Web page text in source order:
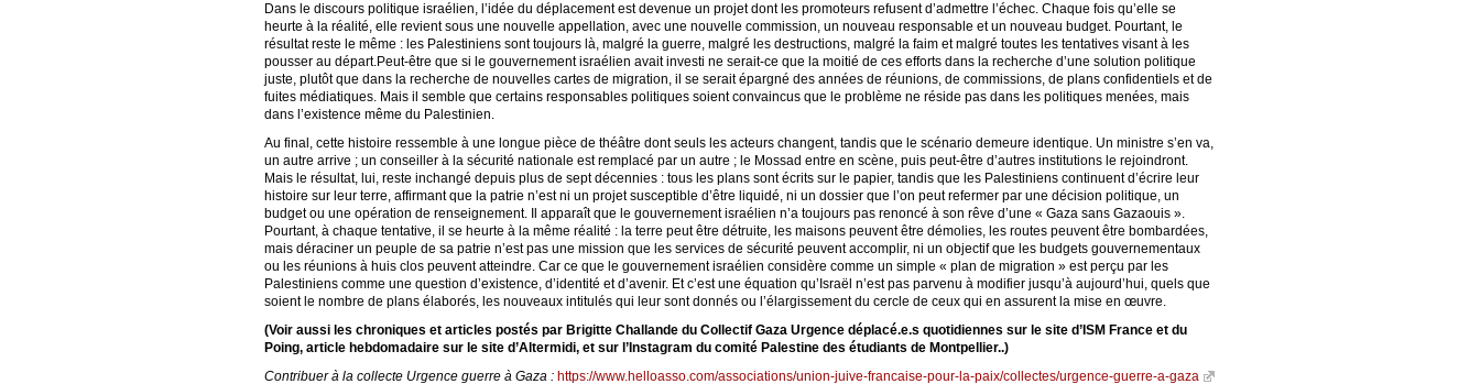
Dans le discours politique israélien, l’idée du déplacement est devenue un projet dont les promoteurs refusent d’admettre l’échec. Chaque fois qu’elle se
heurte à la réalité, elle revient sous une nouvelle appellation, avec une nouvelle commission, un nouveau responsable et un nouveau budget. Pourtant, le
résultat reste le même : les Palestiniens sont toujours là, malgré la guerre, malgré les destructions, malgré la faim et malgré toutes les tentatives visant à les
pousser au départ.Peut-être que si le gouvernement israélien avait investi ne serait-ce que la moitié de ces efforts dans la recherche d’une solution politique
juste, plutôt que dans la recherche de nouvelles cartes de migration, il se serait épargné des années de réunions, de commissions, de plans confidentiels et de
fuites médiatiques. Mais il semble que certains responsables politiques soient convaincus que le problème ne réside pas dans les politiques menées, mais
dans l’existence même du Palestinien.
Au final, cette histoire ressemble à une longue pièce de théâtre dont seuls les acteurs changent, tandis que le scénario demeure identique. Un ministre s’en va,
un autre arrive ; un conseiller à la sécurité nationale est remplacé par un autre ; le Mossad entre en scène, puis peut-être d’autres institutions le rejoindront.
Mais le résultat, lui, reste inchangé depuis plus de sept décennies : tous les plans sont écrits sur le papier, tandis que les Palestiniens continuent d’écrire leur
histoire sur leur terre, affirmant que la patrie n’est ni un projet susceptible d’être liquidé, ni un dossier que l’on peut refermer par une décision politique, un
budget ou une opération de renseignement. Il apparaît que le gouvernement israélien n’a toujours pas renoncé à son rêve d’une « Gaza sans Gazaouis ».
Pourtant, à chaque tentative, il se heurte à la même réalité : la terre peut être détruite, les maisons peuvent être démolies, les routes peuvent être bombardées,
mais déraciner un peuple de sa patrie n’est pas une mission que les services de sécurité peuvent accomplir, ni un objectif que les budgets gouvernementaux
ou les réunions à huis clos peuvent atteindre. Car ce que le gouvernement israélien considère comme un simple « plan de migration » est perçu par les
Palestiniens comme une question d’existence, d’identité et d’avenir. Et c’est une équation qu’Israël n’est pas parvenu à modifier jusqu’à aujourd’hui, quels que
soient le nombre de plans élaborés, les nouveaux intitulés qui leur sont donnés ou l’élargissement du cercle de ceux qui en assurent la mise en œuvre.
(Voir aussi les chroniques et articles postés par Brigitte Challande du Collectif Gaza Urgence déplacé.e.s quotidiennes sur le site d’ISM France et du
Poing, article hebdomadaire sur le site d’Altermidi, et sur l’Instagram du comité Palestine des étudiants de Montpellier..)
Contribuer à la collecte Urgence guerre à Gaza : https://www.helloasso.com/associations/union-juive-francaise-pour-la-paix/collectes/urgence-guerre-a-gaza